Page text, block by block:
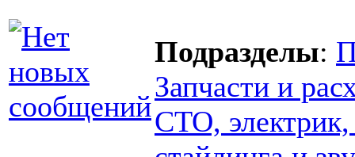
Подразделы:
Запчасти и
СТО,